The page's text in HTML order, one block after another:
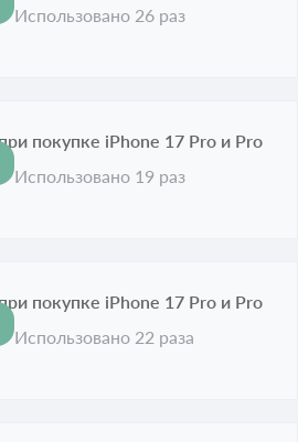
Использовано 26 раз
покупке iPhone 17 Pro и Pro
Использовано 19 раз
покупке iPhone 17 Pro и Pro
Использовано 22 раза